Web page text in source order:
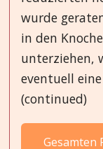
wurde
in den
unterziehen,
eventuell
(continued)
Gesamten